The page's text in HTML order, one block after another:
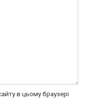
в цьому браузері